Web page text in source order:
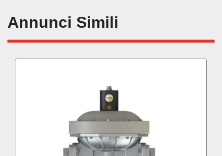
Annunci Simili